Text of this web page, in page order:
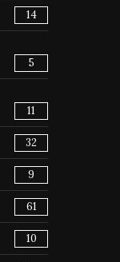
14
5
11
32
9
61
10